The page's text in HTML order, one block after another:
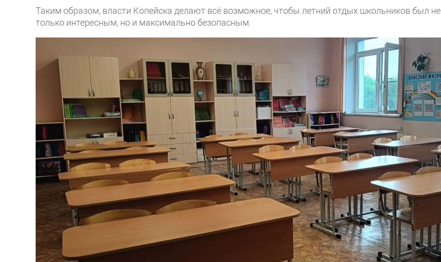
Таким образом, власти Копейска делают всё возможное, чтобы летний отдых школьников был не
только интересным, но и максимально безопасным.